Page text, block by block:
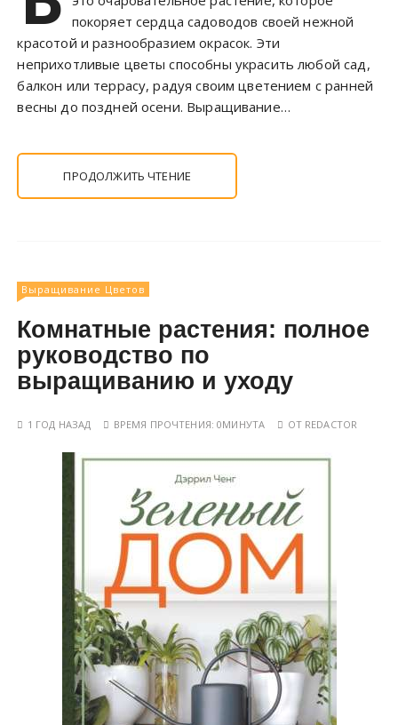
покоряет сердца садоводов своей нежной
красотой и разнообразием окрасок. Эти
неприхотливые цветы способны украсить любой сад,
балкон или террасу, радуя своим цветением с ранней
весны до поздней осени. Выращивание…
ПРОДОЛЖИТЬ ЧТЕНИЕ
Выращивание Цветов
Комнатные растения: полное
руководство по
выращиванию и уходу
1 ГОД НАЗАД ВРЕМЯ ПРОЧТЕНИЯ:0МИНУТА ОТ REDACTOR